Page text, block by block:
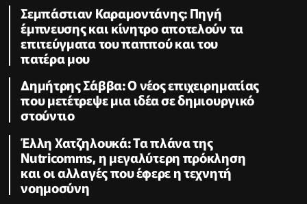
Σεμπάστιαν Καραμοντάνης: Πηγή
έμπνευσης και κίνητρο αποτελούν τα
επιτεύγματα του παππού και του
πατέρα μου
Δημήτρης Σάββα: Ο νέος επιχειρηματίας
που μετέτρεψε μια ιδέα σε δημιουργικό
στούντιο
Έλλη Χατζηλουκά: Τα πλάνα της
Nutricomms, η μεγαλύτερη πρόκληση
και οι αλλαγές που έφερε η τεχνητή
νοημοσύνη